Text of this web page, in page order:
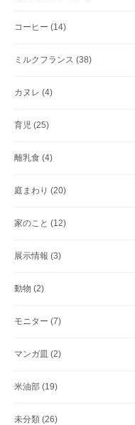
コーヒー (14)
ミルクフランス (38)
カヌレ (4)
育児 (25)
離乳食 (4)
庭まわり (20)
家のこと (12)
展示情報 (3)
動物 (2)
モニター (7)
マンガ皿 (2)
米油部 (19)
未分類 (26)